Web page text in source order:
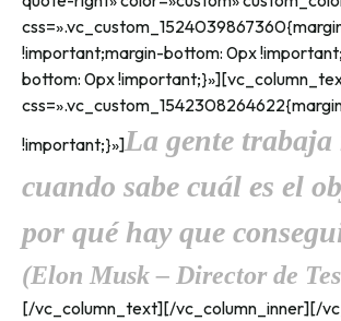
!important;margin-bottom: 0px
bottom: 0px
!important;}»]La gente trabaja
cuando sabe cuál es el
por qué hay que
(Elon Musk – Director de
[/vc_column_text][/vc_column_inner][/